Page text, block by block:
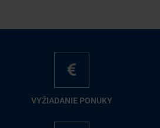
VY­ŽIA­DA­NIE PO­NU­KY